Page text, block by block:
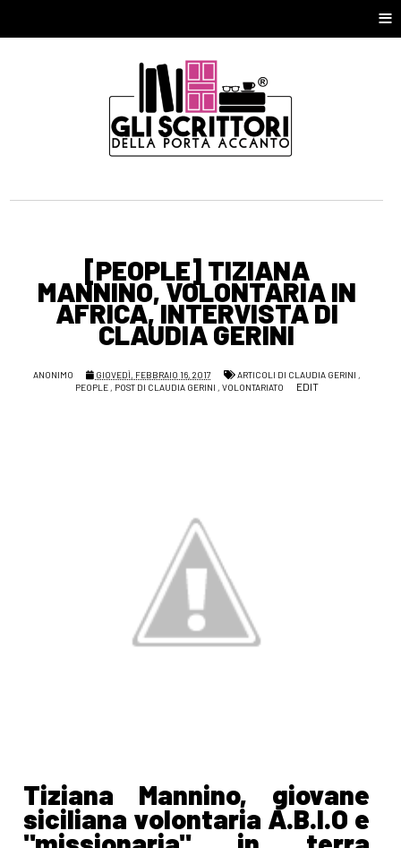
≡
[PEOPLE] TIZIANA
MANNINO, VOLONTARIA IN
AFRICA, INTERVISTA DI
CLAUDIA GERINI
ANONIMO GIOVEDÌ, FEBBRAIO 16, 2017 ARTICOLI DI CLAUDIA GERINI ,
PEOPLE, POST DI CLAUDIA GERINI , VOLONTARIATO EDIT
Tiziana Mannino, giovane
siciliana volontaria A.B.I.O e